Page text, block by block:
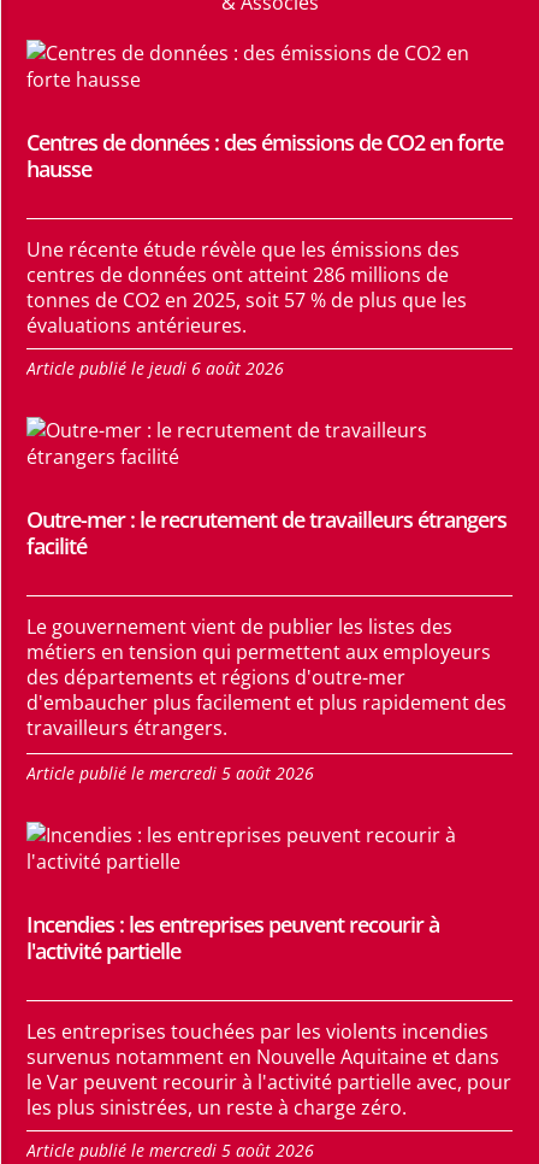
Centres de données : des émissions de CO2 en forte
hausse
Une récente étude révèle que les émissions des
centres de données ont atteint 286 millions de
tonnes de CO2 en 2025, soit 57 % de plus que les
évaluations antérieures.
Article publié le jeudi 6 août 2026
Outre-mer : le recrutement de travailleurs étrangers
facilité
Le gouvernement vient de publier les listes des
métiers en tension qui permettent aux employeurs
des départements et régions d'outre-mer
d'embaucher plus facilement et plus rapidement des
travailleurs étrangers.
Article publié le mercredi 5 août 2026
Incendies : les entreprises peuvent recourir à
l'activité partielle
Les entreprises touchées par les violents incendies
survenus notamment en Nouvelle Aquitaine et dans
le Var peuvent recourir à l'activité partielle avec, pour
les plus sinistrées, un reste à charge zéro.
Article publié le mercredi 5 août 2026